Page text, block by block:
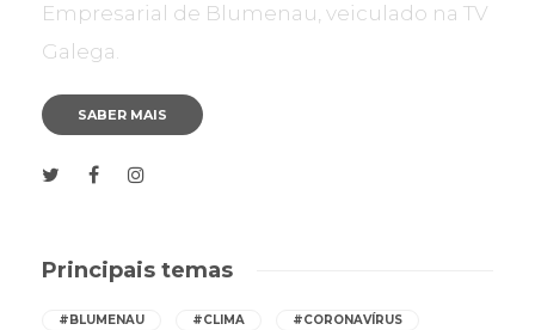
Empresarial de Blumenau, veiculado na TV
Galega.
SABER MAIS
Principais temas
#BLUMENAU #CLIMA #CORONAVÍRUS